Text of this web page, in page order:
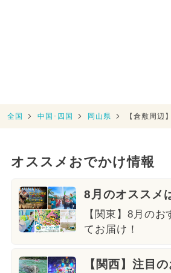
全国 中国･四国 岡山県 【倉敷周辺
オススメおでかけ情報
8月のオススメ
【関東】8月の
てお届け！
【関西】注目